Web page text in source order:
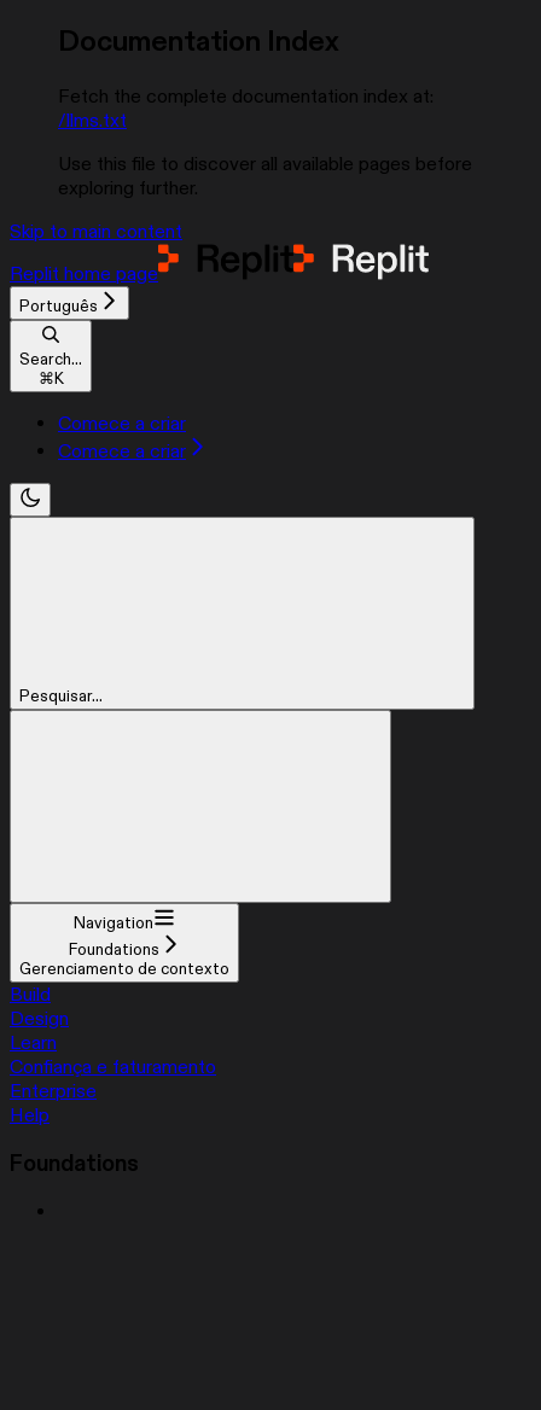
Documentation Index
Fetch the complete documentation index at:
/llms.txt
Use this file to discover all available pages before
exploring further.
Skip to main content
Replit home page
Português
Search...
⌘K
Comece a criar
Comece a criar
Pesquisar...
Navigation
Foundations
Gerenciamento de contexto
Build
Design
Learn
Confiança e faturamento
Enterprise
Help
Foundations